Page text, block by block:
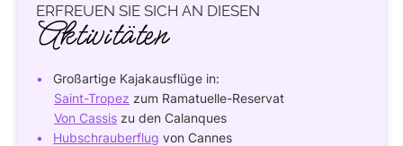
ERFREUEN SIE SICH AN DIESEN
Aktivitäten
Großartige Kajakausflüge in:
Saint-Tropez zum Ramatuelle-Reservat
Von Cassis zu den Calanques
Hubschrauberflug von Cannes